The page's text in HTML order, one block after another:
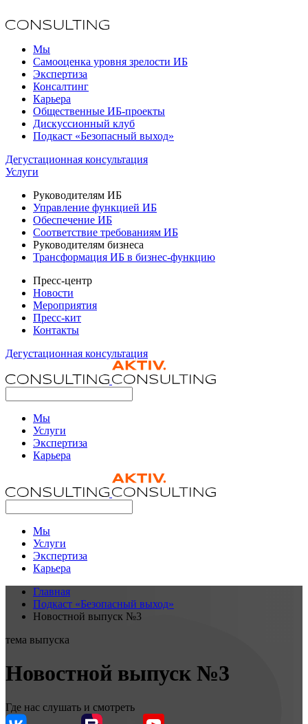
Мы
Самооценка уровня зрелости ИБ
Экспертиза
Консалтинг
Карьера
Общественные ИБ-проекты
Дискуссионный клуб
Подкаст «Безопасный выход»
Дегустационная консультация
Услуги
Руководителям ИБ
Управление функцией ИБ
Обеспечение ИБ
Соответствие требованиям ИБ
Руководителям бизнеса
Трансформация ИБ в бизнес-функцию
Пресс-центр
Новости
Мероприятия
Пресс-кит
Контакты
Дегустационная консультация
Мы
Услуги
Экспертиза
Карьера
Мы
Услуги
Экспертиза
Карьера
Главная
Подкаст «Безопасный выход»
Новостной выпуск №3
тема выпуска
Новостной выпуск №3
Где нас слушать и смотреть